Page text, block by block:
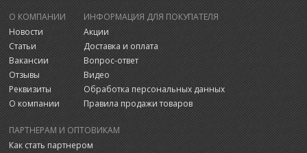
О КОМПАНИИ
Новости
Статьи
Вакансии
Отзывы
Реквизиты
О компании
ИНФОРМАЦИЯ ДЛЯ ПОКУПАТЕЛЯ
Акции
Доставка и оплата
Вопрос-ответ
Видео
Обработка персональных данных
Правила продажи товаров
ПАРТНЕРАМ И ОПТОВИКАМ
Как стать партнером